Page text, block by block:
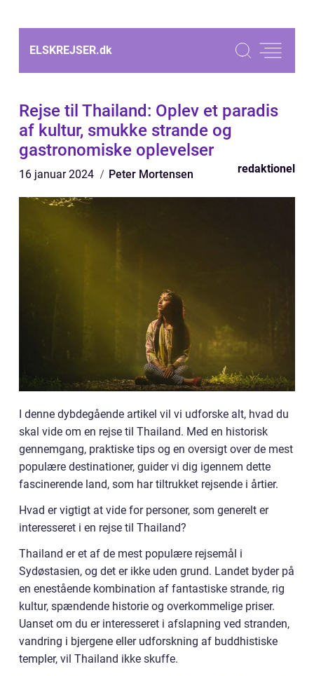
ELSKREJSER.dk
Rejse til Thailand: Oplev et paradis
af kultur, smukke strande og
gastronomiske oplevelser
16 januar 2024 Peter Mortensen redaktionel
I denne dybdegående artikel vil vi udforske alt, hvad du
skal vide om en rejse til Thailand. Med en historisk
gennemgang, praktiske tips og en oversigt over de mest
populære destinationer, guider vi dig igennem dette
fascinerende land, som har tiltrukket rejsende i årtier.
Hvad er vigtigt at vide for personer, som generelt er
interesseret i en rejse til Thailand?
Thailand er et af de mest populære rejsemål i
Sydøstasien, og det er ikke uden grund. Landet byder på
en enestående kombination af fantastiske strande, rig
kultur, spændende historie og overkommelige priser.
Uanset om du er interesseret i afslapning ved stranden,
vandring i bjergene eller udforskning af buddhistiske
templer, vil Thailand ikke skuffe.